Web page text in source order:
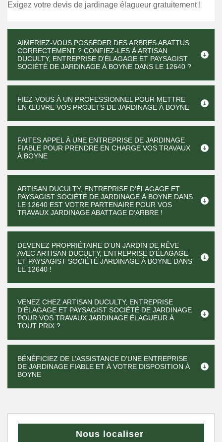
Exigez votre devis de jardinage élagueur gratuitement !
AIMERIEZ-VOUS POSSÉDER DES ARBRES ABATTUS
CORRECTEMENT ? CONFIEZ-LES À ARTISAN
DUCULTY, ENTREPRISE D'ÉLAGAGE ET PAYSAGIST
SOCIÉTÉ DE JARDINAGE À BOYNE DANS LE 12640 ?
FIEZ-VOUS À UN PROFESSIONNEL POUR METTRE
EN ŒUVRE VOS PROJETS DE JARDINAGE À BOYNE
FAITES APPEL À UNE ENTREPRISE DE JARDINAGE
FIABLE POUR PRENDRE EN CHARGE VOS TRAVAUX
À BOYNE
ARTISAN DUCULTY, ENTREPRISE D'ÉLAGAGE ET
PAYSAGIST SOCIÉTÉ DE JARDINAGE À BOYNE DANS
LE 12640 EST VOTRE PARTENAIRE POUR VOS
TRAVAUX JARDINAGE ABATTAGE D’ARBRE !
DEVENEZ PROPRIÉTAIRE D’UN JARDIN DE RÊVE
AVEC ARTISAN DUCULTY, ENTREPRISE D'ÉLAGAGE
ET PAYSAGIST SOCIÉTÉ JARDINAGE À BOYNE DANS
LE 12640 !
VENEZ CHEZ ARTISAN DUCULTY, ENTREPRISE
D'ÉLAGAGE ET PAYSAGIST SOCIÉTÉ DE JARDINAGE
POUR VOS TRAVAUX JARDINAGE ÉLAGUEUR À
TOUT PRIX ?
BÉNÉFICIEZ DE L’ASSISTANCE D’UNE ENTREPRISE
DE JARDINAGE FIABLE ET À VOTRE DISPOSITION À
BOYNE
Nous localiser